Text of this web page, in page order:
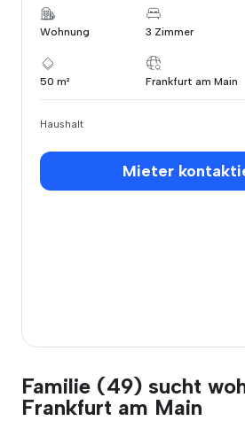
Wohnung 3 Zimmer
50 m² Frankfurt am Main
Haushalt
Mieter
Familie (49) sucht
Frankfurt am Main